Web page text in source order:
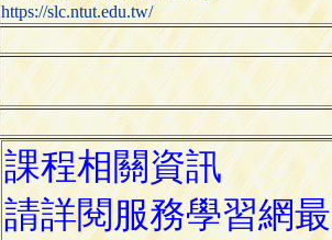
https://slc.ntut.edu.tw/